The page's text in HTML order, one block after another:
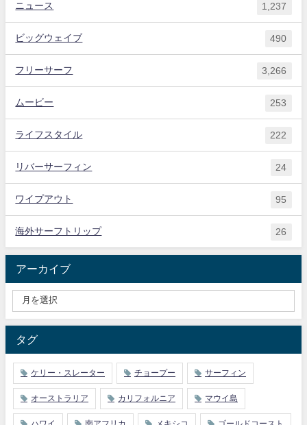
ニュース 1,237
ビッグウェイブ 490
フリーサーフ 3,266
ムービー 253
ライフスタイル 222
リバーサーフィン 24
ワイプアウト 95
海外サーフトリップ 26
アーカイブ
タグ
ケリー・スレーター チョープー サーフィン
オーストラリア カリフォルニア マウイ島
ハワイ 南アフリカ メキシコ ゴールドコースト